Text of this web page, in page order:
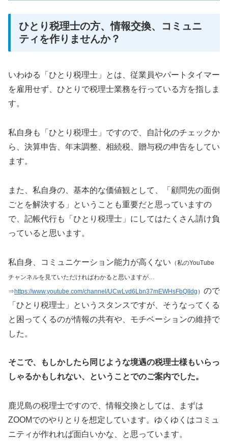
ひとり税理士の方、情報交換、コミュニ
ティを作りませんか？
いわゆる「ひとり税理士」とは、従業員やパートタイマー
を雇用せず、ひとりで税理士業務を行っている方を指しま
す。
私自身も「ひとり税理士」ですので、自計化のチェックか
ら、決算申告、年末調整、相続税、贈与税の申告をしてい
ます。
また、私自身の、基本的な価値観として、「顧問先の面倒
ごとを解決する」ということも重要だと思っていますの
で、記帳代行も「ひとり税理士」にしてはたくさん請け負
っていると思います。
私自身、コミュニケーション能力が高くない （私のYouTube
チャンネルを見ていただければわかると思いますが…
⇒https://www.youtube.com/channel/UCwLvd6Lbn37mEWHsFbQIIdg ） ので
「ひとり税理士」というスタンスですが、そうなってくる
と困ってくるのが情報の共有や、モチベーションの維持で
した。
そこで、もしかしたら同じような境遇の税理士様もいらっ
しゃるかもしれない、ということでのご案内でした。
鹿児島の税理士ですので、情報交換としては、まずは
ZOOMでのやりとりを想定しています。ゆくゆくはコミュ
ニティが作れれば面白いかな、と思っています。